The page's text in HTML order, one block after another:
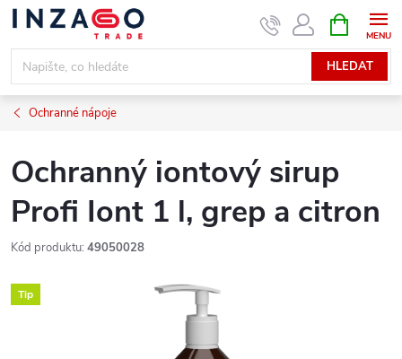
Přejít
obsah
HLEDAT
NÁKUPNÍ
KOŠÍK
Ochranné nápoje
Ochranný iontový sirup
Profi Iont 1 l, grep a citron
Kód produktu: 49050028
Tip